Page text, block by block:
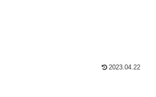
2023.04.22